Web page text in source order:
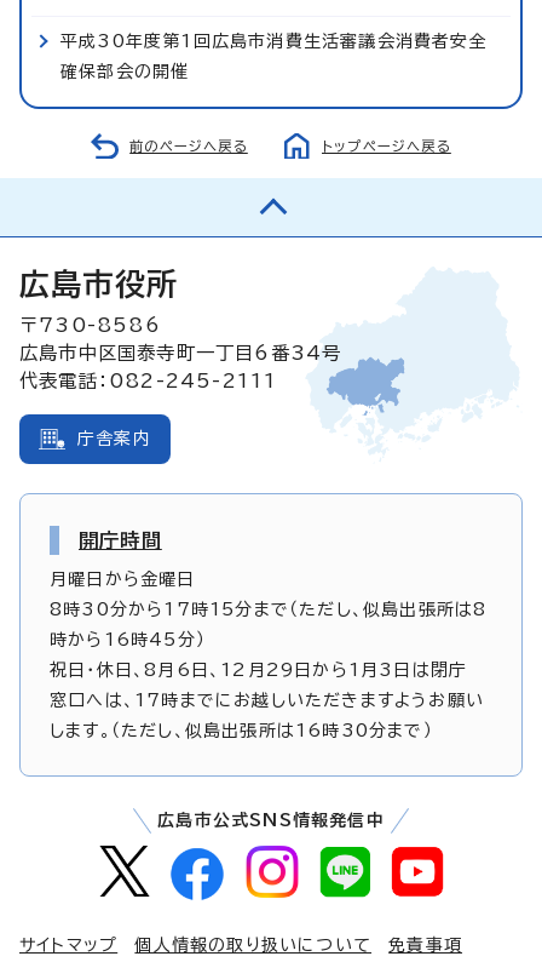
平成30年度第1回広島市消費生活審議会消費者安全
確保部会の開催
前のページへ戻る トップページへ戻る
広島市役所
〒730-8586
広島市中区国泰寺町一丁目6番34号
代表電話：082-245-2111
庁舎案内
開庁時間
月曜日から金曜日
8時30分から17時15分まで（ただし、似島出張所は8
時から16時45分）
祝日・休日、8月6日、12月29日から1月3日は閉庁
窓口へは、17時までにお越しいただきますようお願い
します。（ただし、似島出張所は16時30分まで）
広島市公式SNS情報発信中
サイトマップ 個人情報の取り扱いについて 免責事項